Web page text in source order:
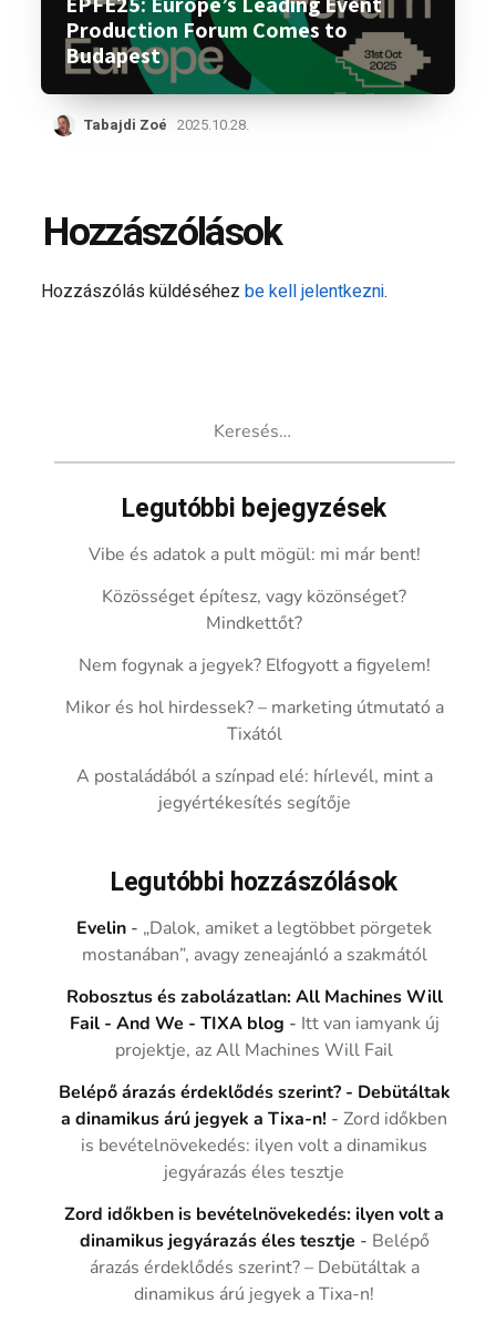
Production Forum Comes to
Budapest
Tabajdi Zoé 2025.10.28.
Hozzászólások
Hozzászólás küldéséhezbe kell jelentkezni.
Legutóbbi bejegyzések
Vibe és adatok a pult mögül: mi már bent!
Közösséget építesz, vagy közönséget?
Mindkettőt?
Nem fogynak a jegyek? Elfogyott a figyelem!
Mikor és hol hirdessek? – marketing útmutató a
Tixától
A postaládából a színpad elé: hírlevél, mint a
jegyértékesítés segítője
Legutóbbi hozzászólások
Evelin - „Dalok, amiket a legtöbbet pörgetek
mostanában”, avagy zeneajánló a szakmától
Robosztus és zabolázatlan: All Machines Will
Fail - And We - TIXA blog - Itt van iamyank új
projektje, az All Machines Will Fail
Belépő árazás érdeklődés szerint? - Debütáltak
a dinamikus árú jegyek a Tixa-n! -Zord időkben
is bevételnövekedés: ilyen volt a dinamikus
jegyárazás éles tesztje
Zord időkben is bevételnövekedés: ilyen volt a
dinamikus jegyárazás éles tesztje - Belépő
árazás érdeklődés szerint? – Debütáltak a
dinamikus árú jegyek a Tixa-n!